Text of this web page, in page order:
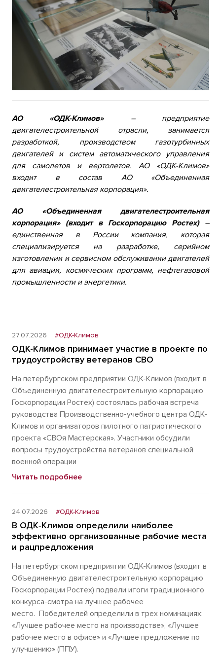
АО «ОДК-Климов» – предприятие
двигателестроительной отрасли, занимается
разработкой, производством газотурбинных
двигателей и систем автоматического управления
для самолетов и вертолетов. АО «ОДК-Климов»
входит в состав АО «Объединенная
двигателестроительная корпорация».
АО «Объединенная двигателестроительная
корпорация» (входит в Госкорпорацию Ростех) –
единственная в России компания, которая
специализируется на разработке, серийном
изготовлении и сервисном обслуживании двигателей
для авиации, космических программ, нефтегазовой
промышленности и энергетики.
27.07.2026 #ОДК-Климов
ОДК-Климов принимает участие в проекте по
трудоустройству ветеранов СВО
На петербургском предприятии ОДК-Климов (входит в
Объединенную двигателестроительную корпорацию
Госкорпорации Ростех) состоялась рабочая встреча
руководства Производственно-учебного центра ОДК-
Климов и организаторов пилотного патриотического
проекта «СВОя Мастерская». Участники обсудили
вопросы трудоустройства ветеранов специальной
военной операции
Читать подробнее
24.07.2026 #ОДК-Климов
В ОДК‑Климов определили наиболее
эффективно организованные рабочие места
и рацпредложения
На петербургском предприятии ОДК-Климов (входит в
Объединенную двигателестроительную корпорацию
Госкорпорации Ростех) подвели итоги традиционного
конкурса-смотра на лучшее рабочее
место. Победителей определили в трех номинациях:
«Лучшее рабочее место на производстве», «Лучшее
рабочее место в офисе» и «Лучшее предложение по
улучшению» (ППУ).